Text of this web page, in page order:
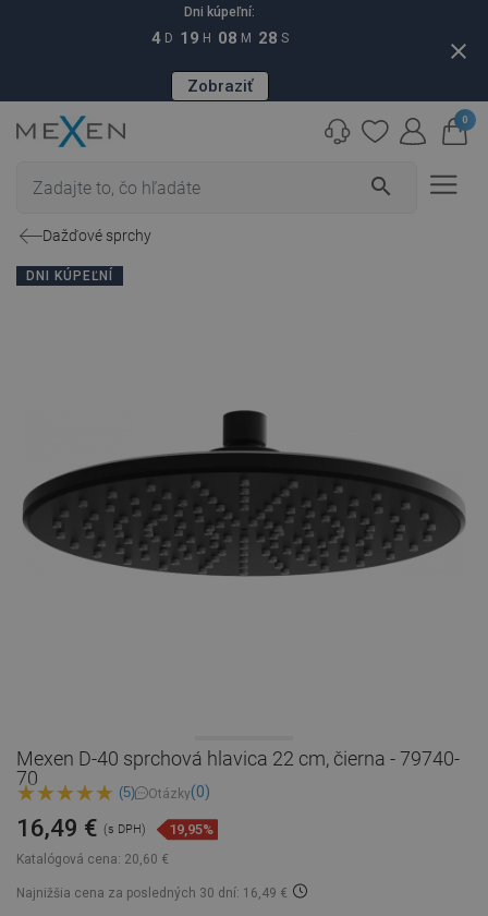
Dni kúpeľní:
4 D 19 H 08 M 27 S
Zobraziť
close
search
0
Dažďové sprchy
DNI KÚPEĽNÍ
Mexen D-40 sprchová hlavica 22 cm, čierna - 79740-
70
(5) Otázky(0)
Katalógová cena: 20,60 €
16,49 € (s DPH) 19,95%
Najnižšia cena za posledných 30 dní: 16,49 €